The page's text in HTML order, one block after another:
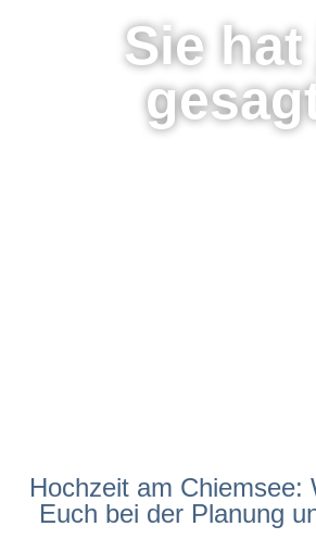
Sie hat
Hochzeit am Chiemsee:
Euch bei der Planung